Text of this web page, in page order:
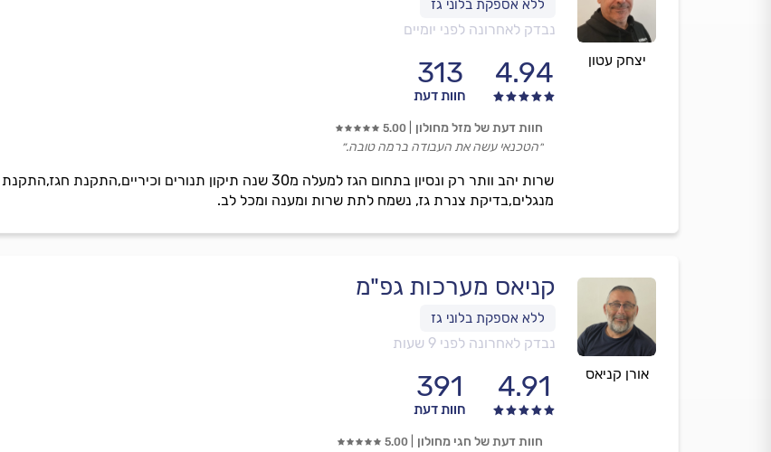
יצחק עטון
נבדק לאחרונה לפני יומיים
4.94
313
חוות דעת
שרות יהב וותר רק ונסיון בתחום הגז למעלה מ30 שנה תיקון תנורים
מנגלים,בדיקת צנרת גז, נשמח לתת שרות ומענה ומכל לב.
חוות דעת של מזל מחולון 5.00
״הטכנאי עשה את העבודה ברמה טובה.״
אורן קניאס
קניאס מערכות גפ"מ
נבדק לאחרונה לפני 9 שעות
4.91
391
חוות דעת
חוות דעת של חגי מחולון 5.00